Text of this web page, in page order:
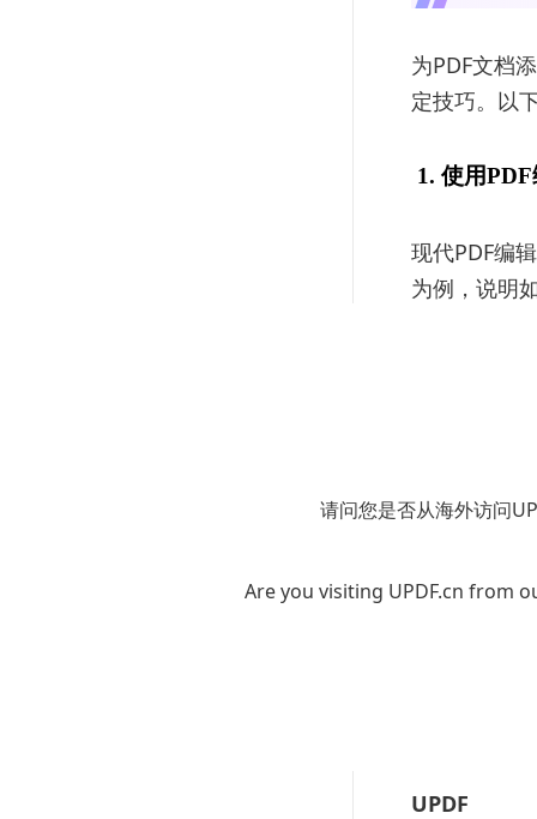
请问您是否从海外访问
Are you visiting UPDF.cn from
为PDF文档
定技巧。以
1. 使用
现代PDF编
为例，说明
“书签”来创
UPDF